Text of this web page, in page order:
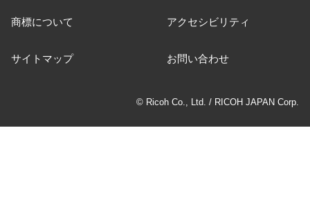
商標について アクセシビリティ
サイトマップ お問い合わせ
© Ricoh Co., Ltd. / RICOH JAPAN Corp.